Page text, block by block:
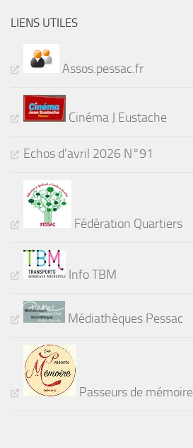
LIENS UTILES
Assos.pessac.fr
Cinéma J Eustache
Echos d'avril 2026 N°91
Fédération Quartiers
Info TBM
Médiathèques Pessac
Passeurs de mémoire